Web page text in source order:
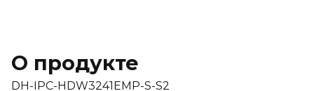
О продукте
DH-IPC-HDW3241EMP-S-S2